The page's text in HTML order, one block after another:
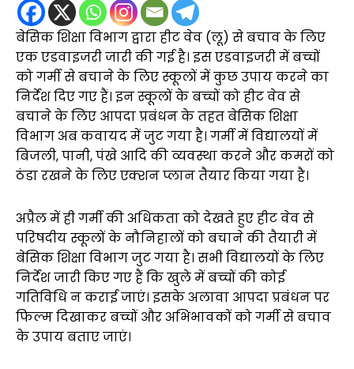
बेसिक शिक्षा विभाग द्वारा हीट वेव (लू) से बचाव के लिए
एक एडवाइजरी जारी की गई है। इस एडवाइजरी में बच्चों
को गर्मी से बचाने के लिए स्कूलों में कुछ उपाय करने का
निर्देश दिए गए हैं। इन स्कूलों के बच्चों को हीट वेव से
बचाने के लिए आपदा प्रबंधन के तहत बेसिक शिक्षा
विभाग अब कवायद में जुट गया है। गर्मी में विद्यालयों में
बिजली, पानी, पंखे आदि की व्यवस्था करने और कमरों को
ठंडा रखने के लिए एक्शन प्लान तैयार किया गया है।
अप्रैल में ही गर्मी की अधिकता को देखते हुए हीट वेव से
परिषदीय स्कूलों के नौनिहालों को बचाने की तैयारी में
बेसिक शिक्षा विभाग जुट गया है। सभी विद्यालयों के लिए
निर्देश जारी किए गए हैं कि खुले में बच्चों की कोई
गतिविधि न कराई जाएं। इसके अलावा आपदा प्रबंधन पर
फिल्म दिखाकर बच्चों और अभिभावकों को गर्मी से बचाव
के उपाय बताए जाएं।